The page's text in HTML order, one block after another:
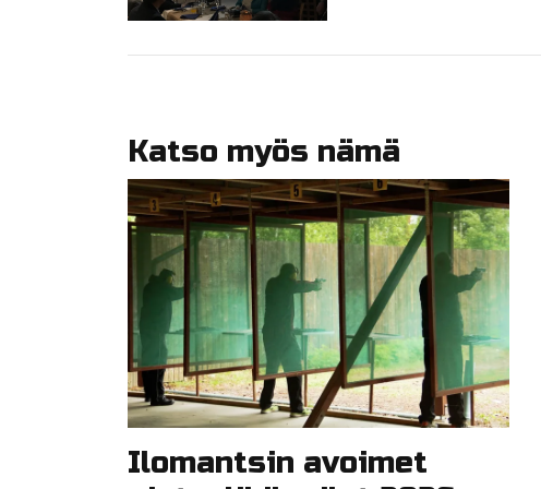
Katso myös nämä
Ilomantsin avoimet